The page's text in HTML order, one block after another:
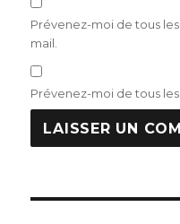
Prévenez-moi de tous
mail.
Prévenez-moi de tous